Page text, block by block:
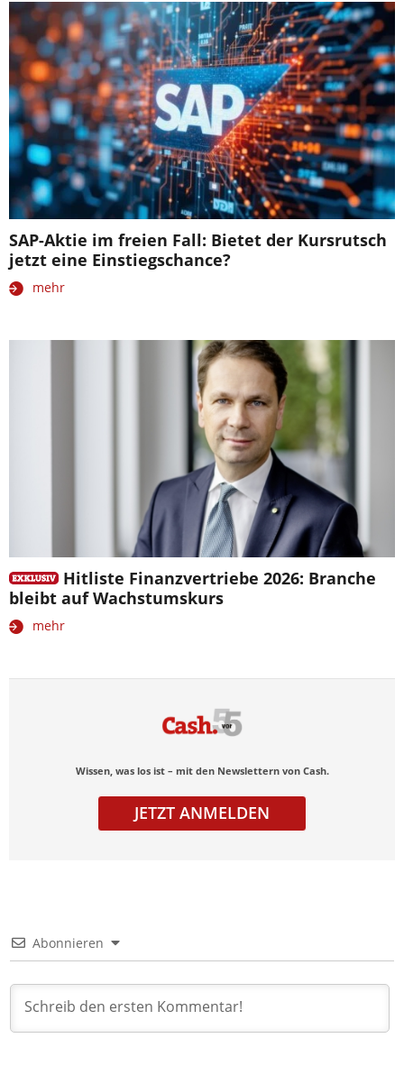
SAP-Aktie im freien Fall: Bietet der Kursrutsch
jetzt eine Einstiegschance?
mehr
Hitliste Finanzvertriebe 2026: Branche
bleibt auf Wachstumskurs
mehr
Wissen, was los ist – mit den Newslettern von Cash.
JETZT ANMELDEN
Abonnieren